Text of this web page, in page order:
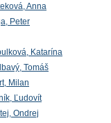
Anna
Peter
Katarína
Tomáš
Milan
Ľudovít
Ondrej